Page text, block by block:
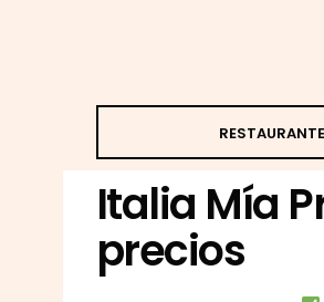
Italia Mía
precios